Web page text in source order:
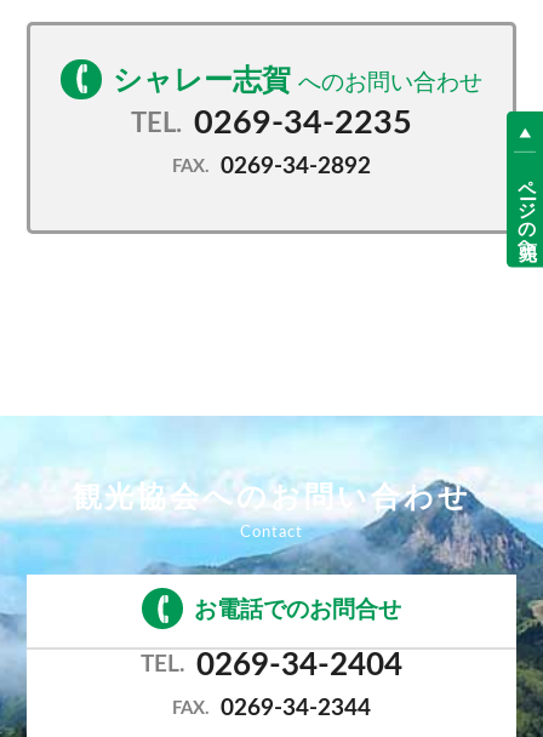
シャレー志賀
TEL. 0269-34-2235
FAX. 0269-34-2892
観光協会へのお問い合わせ
お電話でのお問合せ
TEL. 0269-34-2404
FAX. 0269-34-2344
ページの先頭へ